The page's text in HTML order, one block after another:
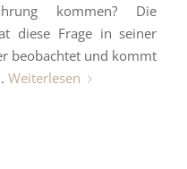
kommen? Die
diese Frage in seiner
beobachtet und kommt
Weiterlesen